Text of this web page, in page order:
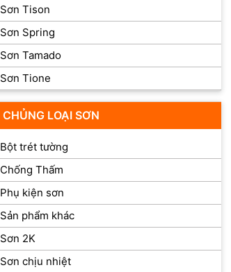
Sơn Tison
Sơn Spring
Sơn Tamado
Sơn Tione
CHỦNG LOẠI SƠN
Bột trét tường
Chống Thấm
Phụ kiện sơn
Sản phẩm khác
Sơn 2K
Sơn chịu nhiệt